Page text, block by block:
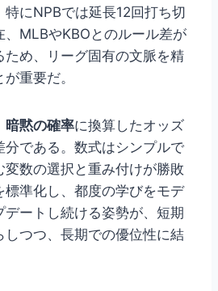
にNPBでは延長12回打ち切
、MLBやKBOとのルール差が
ため、リーグ固有の文脈を精
重要だ。
暗黙の確率に換算したオッズ
分である。数式はシンプルで
変数の選択と重み付けが勝敗
標準化し、都度の学びをモデ
デートし続ける姿勢が、短期
しつつ、長期での優位性に結